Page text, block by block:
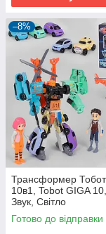
–8%
Трансформер Тобот
10в1, Tobot GIGA
Звук, Світло
Готово до відправки